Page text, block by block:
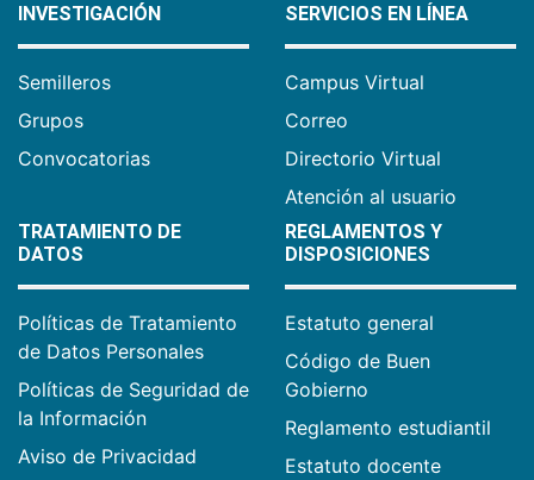
INVESTIGACIÓN
Semilleros
Grupos
Convocatorias
SERVICIOS EN LÍNEA
Campus Virtual
Correo
Directorio Virtual
Atención al usuario
TRATAMIENTO DE
DATOS
Políticas de Tratamiento
de Datos Personales
Políticas de Seguridad de
la Información
Aviso de Privacidad
REGLAMENTOS Y
DISPOSICIONES
Estatuto general
Código de Buen
Gobierno
Reglamento estudiantil
Estatuto docente